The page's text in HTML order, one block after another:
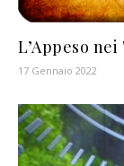
L’Appeso
17 Gennaio 2022